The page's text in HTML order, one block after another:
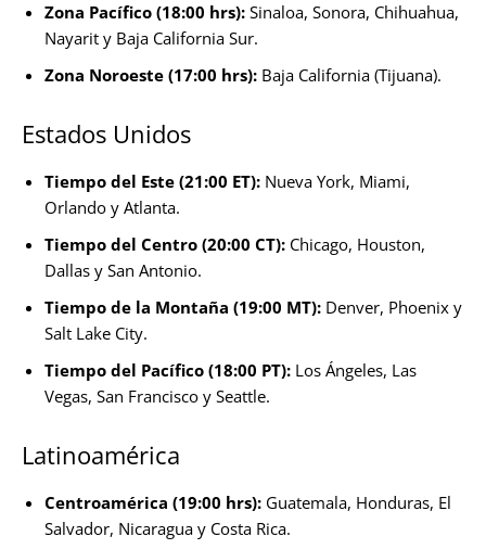
Zona Pacífico (18:00 hrs): Sinaloa, Sonora, Chihuahua,
Nayarit y Baja California Sur.
Zona Noroeste (17:00 hrs): Baja California (Tijuana).
Estados Unidos
Tiempo del Este (21:00 ET): Nueva York, Miami,
Orlando y Atlanta.
Tiempo del Centro (20:00 CT): Chicago, Houston,
Dallas y San Antonio.
Tiempo de la Montaña (19:00 MT): Denver, Phoenix y
Salt Lake City.
Tiempo del Pacífico (18:00 PT): Los Ángeles, Las
Vegas, San Francisco y Seattle.
Latinoamérica
Centroamérica (19:00 hrs): Guatemala, Honduras, El
Salvador, Nicaragua y Costa Rica.